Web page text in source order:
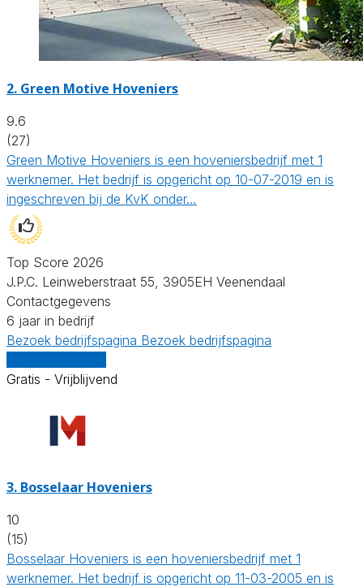
2. Green Motive Hoveniers
9.6
(27)
Green Motive Hoveniers is een hoveniersbedrijf met 1
werknemer. Het bedrijf is opgericht op 10-07-2019 en is
ingeschreven bij de KvK onder…
Top Score 2026
J.P.C. Leinweberstraat 55, 3905EH Veenendaal
Contactgegevens
6 jaar in bedrijf
Bezoek bedrijfspagina Bezoek bedrijfspagina
Gratis - Vrijblijvend
3. Bosselaar Hoveniers
10
(15)
Bosselaar Hoveniers is een hoveniersbedrijf met 1
werknemer. Het bedrijf is opgericht op 11-03-2005 en is